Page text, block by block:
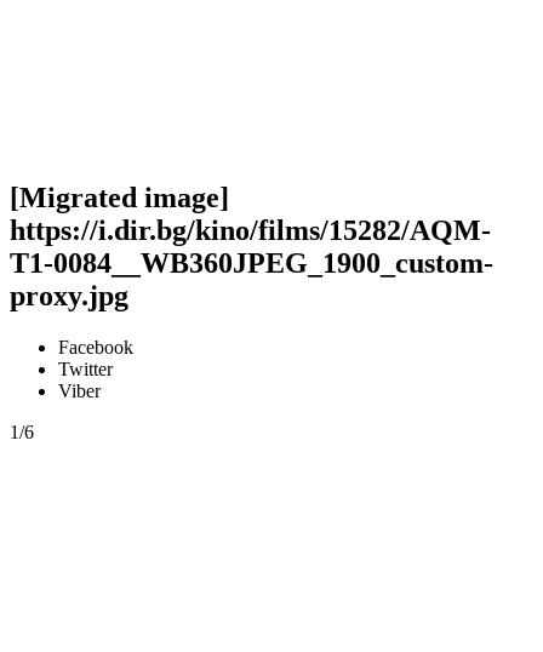
[Migrated image]
https://i.dir.bg/kino/films/15282/AQM-
T1-0084__WB360JPEG_1900_custom-
proxy.jpg
Facebook
Twitter
Viber
1/6